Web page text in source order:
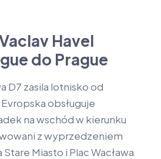
Havel
do Prague
D7 zasila lotnisko od
obsługuje
na wschód w kierunku
z wyprzedzeniem
Miasto i Plac Wacława